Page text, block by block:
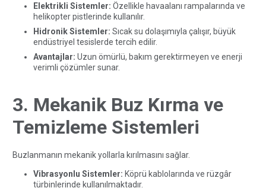
Elektrikli Sistemler: Özellikle havaalanı rampalarında ve
helikopter pistlerinde kullanılır.
Hidronik Sistemler: Sıcak su dolaşımıyla çalışır, büyük
endüstriyel tesislerde tercih edilir.
Avantajlar: Uzun ömürlü, bakım gerektirmeyen ve enerji
verimli çözümler sunar.
3. Mekanik Buz Kırma ve
Temizleme Sistemleri
Buzlanmanın mekanik yollarla kırılmasını sağlar.
Vibrasyonlu Sistemler: Köprü kablolarında ve rüzgâr
türbinlerinde kullanılmaktadır.